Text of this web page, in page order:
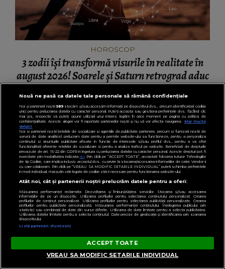
HOROSCOP
3 zodii își transformă visurile în realitate în
august 2026! Soarele și Saturn retrograd aduc
schimbări importante
Nouă ne pasă ca datele tale personale să rămână confidențiale
Noi și partenerii noștri589stocăm și/sau accesăm informații pe dispozitivul dvs., precum identificatorii cookie
unici pentru prelucrarea datelor cu caracter personal. Puteți accepta sau gestiona preferințele dvs. făcând clic
mai jos, respectiv vă puteți opune utilizării unui interes legitim în orice moment pe pagina cu politica de
confidențialitate. Aceste alegeri vor fi raportate partenerilor noștri și nu vă vor afecta navigarea.
Mai multe
detalii
Noi si partenerii nostri (retelele de socializare si agentiile de publicitate partenere, precum si furnizorii nostri de
servicii de date analitice) prelucram date pentru a permite website-ului sa functioneze, pentru a personaliza
continutul si anunturile publicitare afisate in functie de interesele si/sau profilul dvs., pentru a va oferi
functionalitati aferente retelelor de socializare si pentru a analiza traficul pe website. Beneficiati de drepturile
prevazute de art. 15-22 din GDPR in legatura cu prelucrarea datelor cu caracter personal. Aceste drepturi pot fi
exercitate prin modalitatea indicataaici. Prin click pe “ACCEPT TOATE”, acceptati folosirea tuturor Tehnologiilor
de tip Cookie, care implica inclusiv acceptul dvs. cu privire la stocarea/accesarea informatiilor de catre Vendor-ii
cu care colaboram. Prin click pe “VREAU SA MODIFIC SETARILE INDIVIDUAL” puteti schimba preferintele
in mod individual, mai putin cele legate de cookie strict necesare pentru functionarea website-ului.
Atât noi, cât și partenerii noștri prelucrăm datele pentru a oferi:
Măsurarea performanței reclamelor. Dezvoltarea și îmbunătățirea serviciilor. Stocarea și/sau accesarea
informațiilor de pe un dispozitiv. Utilizarea profilurilor pentru selectarea conținutului personalizat. Crearea
profilurilor de conținut personalizat. Utilizarea profilurilor pentru selectarea publicității personalizate. Crearea
profilurilor pentru publicitate personalizată. Măsurarea performanței conținutului. Înțelegerea publicului prin
statistici sau combinații de date din surse diferite. Utilizarea de date limitate pentru a selecta publicitatea.
Utilizarea datelor limitate pentru a selecta conținutul. Date precise de geolocație și identificarea prin scanarea
dispozitivului.
Listă parteneri (furnizori)
ACCEPT TOATE
VREAU SA MODIFIC SETARILE INDIVIDUAL